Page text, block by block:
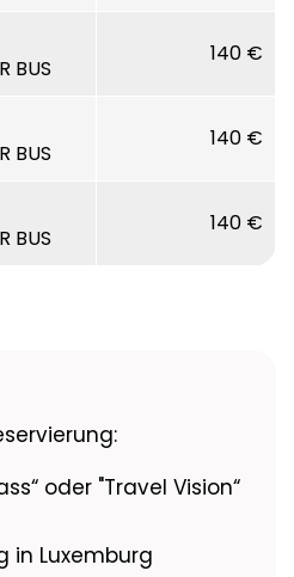
BUS
140 €
BUS
140 €
BUS
140 €
oder "Travel Vision“
in Luxemburg